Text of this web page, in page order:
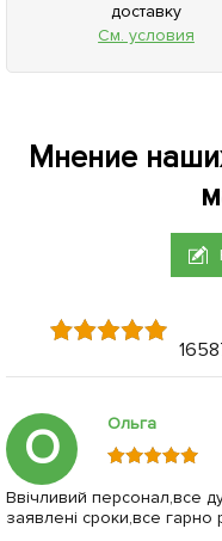
доставку
См. условия
Мнение
О Ольга
Ввічливий персонал,все
заявлені сроки,все гарно